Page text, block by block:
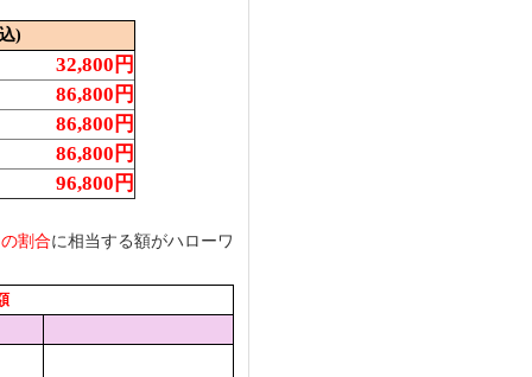
)
32,800円
86,800円
86,800円
86,800円
96,800円
割合に相当する額がハローワ